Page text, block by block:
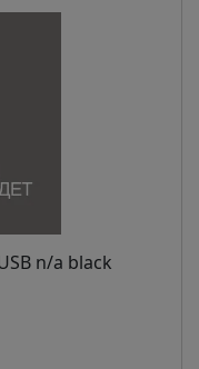
n/a black